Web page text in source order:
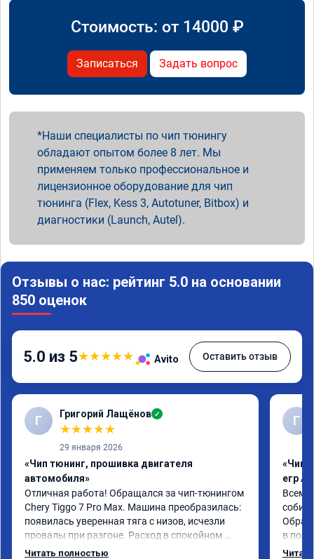
Стоимость: от 14000 ₽
Записаться Задать вопрос
Наши специалисты по чип тюнингу
обладают опытом более 8 лет. Мы
применяем только профессиональное и
лицензионное оборудование для чип
тюнинга (Flex, Kess 3, Autotuner, Bitbox) и
диагностики (Launch, Autel).
Отзывы о нас: рейтинг 5.0 на основании
850 оценок
5.0 из 5★★★★★ Avito Оставить отзыв
Г Григорий Лащёнов ✓
★★★★★
29 января 2026
«Чип тюнинг, прошивка двигателя
автомобиля»
Отличная работа! Обращался за чип-тюнингом
Chery Tiggo 7 Pro Max. Машина преобразилась:
появилась уверенная тяга с низов, исчезли
провалы при разгоне. Расход в спокойном
режиме даже немного снизился. Все сделали
Читать полностью
Г
«Чип
егр
Всем
в